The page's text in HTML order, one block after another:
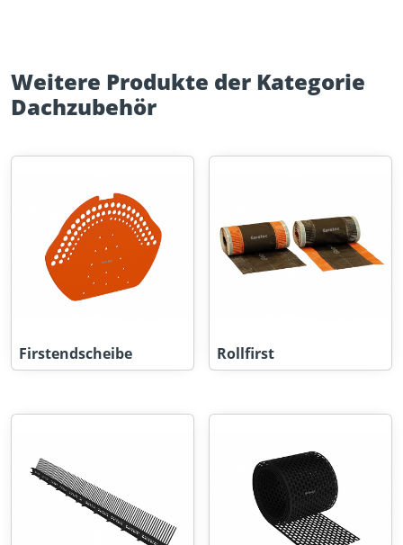
Weitere Produkte der Kategorie
Dachzubehör
Firstendscheibe Rollfirst